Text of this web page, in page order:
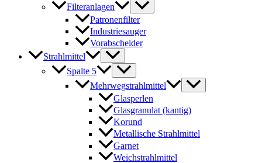
Filteranlagen
Patronenfilter
Industriesauger
Vorabscheider
Strahlmittel
Spalte 5
Mehrwegstrahlmittel
Glasperlen
Glasgranulat (kantig)
Korund
Metallische Strahlmittel
Garnet
Weichstrahlmittel